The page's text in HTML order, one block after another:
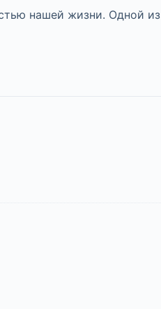
нашей жизни. Одной из